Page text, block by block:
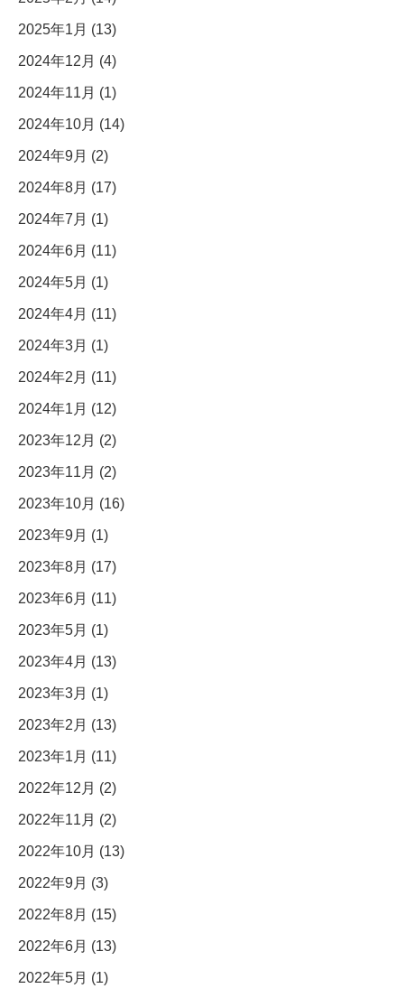
2025年1月 (13)
2024年12月 (4)
2024年11月 (1)
2024年10月 (14)
2024年9月 (2)
2024年8月 (17)
2024年7月 (1)
2024年6月 (11)
2024年5月 (1)
2024年4月 (11)
2024年3月 (1)
2024年2月 (11)
2024年1月 (12)
2023年12月 (2)
2023年11月 (2)
2023年10月 (16)
2023年9月 (1)
2023年8月 (17)
2023年6月 (11)
2023年5月 (1)
2023年4月 (13)
2023年3月 (1)
2023年2月 (13)
2023年1月 (11)
2022年12月 (2)
2022年11月 (2)
2022年10月 (13)
2022年9月 (3)
2022年8月 (15)
2022年6月 (13)
2022年5月 (1)